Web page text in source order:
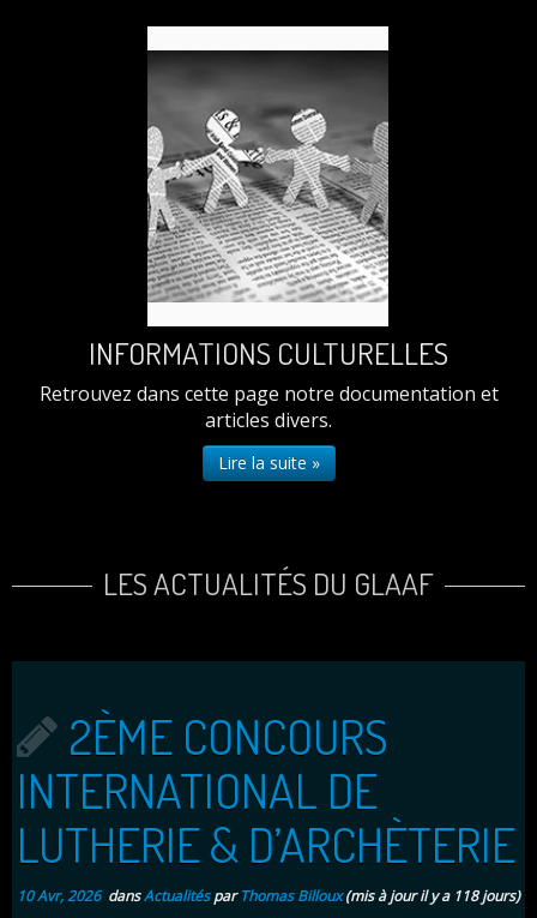
INFORMATIONS CULTURELLES
Retrouvez dans cette page notre documentation et
articles divers.
Lire la suite »
LES ACTUALITÉS DU GLAAF
2ÈME CONCOURS
INTERNATIONAL DE
LUTHERIE & D’ARCHÈTERIE
10 Avr, 2026dansActualitésparThomas Billoux(mis à jour il y a 118 jours)